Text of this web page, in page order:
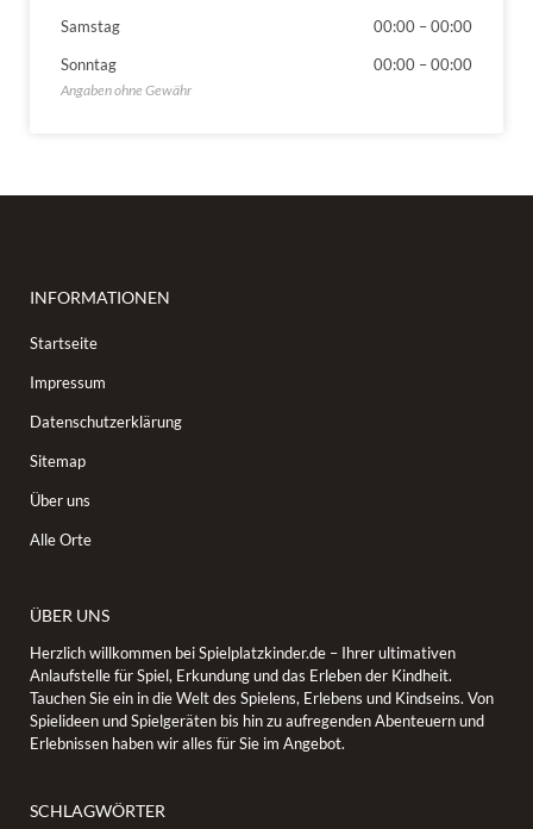
Samstag
00:00 –00:00
Sonntag
00:00 –00:00
INFORMATIONEN
Startseite
Impressum
Datenschutzerklärung
Sitemap
Über uns
Alle Orte
ÜBER UNS
Herzlich willkommen bei Spielplatzkinder.de – Ihrer ultimativen
Anlaufstelle für Spiel, Erkundung und das Erleben der Kindheit.
Tauchen Sie ein in die Welt des Spielens, Erlebens und Kindseins. Von
Spielideen und Spielgeräten bis hin zu aufregenden Abenteuern und
Erlebnissen haben wir alles für Sie im Angebot.
SCHLAGWÖRTER